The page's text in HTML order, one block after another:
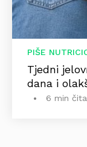
PIŠE
Tjedni
dana i
6 min